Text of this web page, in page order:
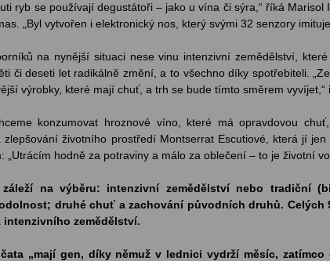
ryb se používají degustátoři – jako u vína či sýra,“ říká
„Byl vytvořen i elektronický nos, který svými 32 senzory
na nynější situaci nese vinu intenzivní zemědělství,
či deseti let radikálně změní, a to všechno díky spotřebiteli.
výrobky, které mají chuť, a trh se bude tímto směrem vyvíjet,“
konzumovat hroznové víno, které má opravdovou
zlepšování životního prostředí Montserrat Escutiové, která jí
„Utrácím hodně za potraviny a málo za oblečení – to je životní
záleží na výběru: intenzivní zemědělství nebo tradiční
druhé chuť a zachování původních druhů. Celých
intenzivního zemědělství.
„mají gen, díky němuž v lednici vydrží měsíc, zatímco